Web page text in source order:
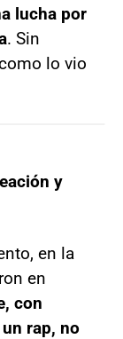
lucha por
. Sin
lo vio
y
en la
en
con
rap, no